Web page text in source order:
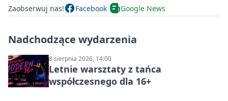
Zaobserwuj nas! Facebook Google News
Nadchodzące wydarzenia
8 sierpnia 2026, 14:00
Letnie warsztaty z tańca
współczesnego dla 16+